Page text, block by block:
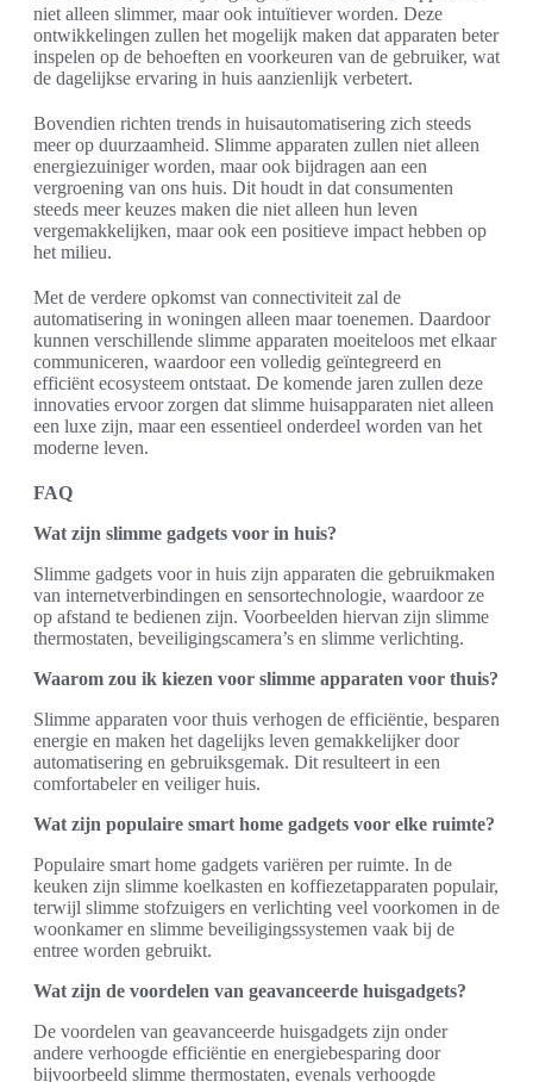
niet alleen slimmer, maar ook intuïtiever worden. Deze
ontwikkelingen zullen het mogelijk maken dat apparaten beter
inspelen op de behoeften en voorkeuren van de gebruiker, wat
de dagelijkse ervaring in huis aanzienlijk verbetert.
Bovendien richten trends in huisautomatisering zich steeds
meer op duurzaamheid. Slimme apparaten zullen niet alleen
energiezuiniger worden, maar ook bijdragen aan een
vergroening van ons huis. Dit houdt in dat consumenten
steeds meer keuzes maken die niet alleen hun leven
vergemakkelijken, maar ook een positieve impact hebben op
het milieu.
Met de verdere opkomst van connectiviteit zal de
automatisering in woningen alleen maar toenemen. Daardoor
kunnen verschillende slimme apparaten moeiteloos met elkaar
communiceren, waardoor een volledig geïntegreerd en
efficiënt ecosysteem ontstaat. De komende jaren zullen deze
innovaties ervoor zorgen dat slimme huisapparaten niet alleen
een luxe zijn, maar een essentieel onderdeel worden van het
moderne leven.
FAQ
Wat zijn slimme gadgets voor in huis?
Slimme gadgets voor in huis zijn apparaten die gebruikmaken
van internetverbindingen en sensortechnologie, waardoor ze
op afstand te bedienen zijn. Voorbeelden hiervan zijn slimme
thermostaten, beveiligingscamera’s en slimme verlichting.
Waarom zou ik kiezen voor slimme apparaten voor thuis?
Slimme apparaten voor thuis verhogen de efficiëntie, besparen
energie en maken het dagelijks leven gemakkelijker door
automatisering en gebruiksgemak. Dit resulteert in een
comfortabeler en veiliger huis.
Wat zijn populaire smart home gadgets voor elke ruimte?
Populaire smart home gadgets variëren per ruimte. In de
keuken zijn slimme koelkasten en koffiezetapparaten populair,
terwijl slimme stofzuigers en verlichting veel voorkomen in de
woonkamer en slimme beveiligingssystemen vaak bij de
entree worden gebruikt.
Wat zijn de voordelen van geavanceerde huisgadgets?
De voordelen van geavanceerde huisgadgets zijn onder
andere verhoogde efficiëntie en energiebesparing door
bijvoorbeeld slimme thermostaten, evenals verhoogde